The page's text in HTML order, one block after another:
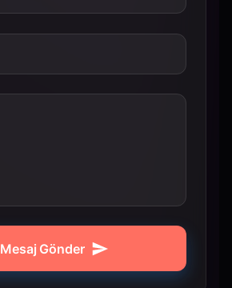
Mesaj Gönder